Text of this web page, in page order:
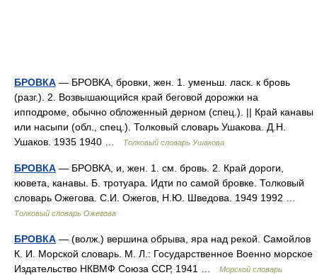
БРОВКА — БРОВКА, бровки, жен. 1. уменьш. ласк. к бровь
(разг.). 2. Возвышающийся край беговой дорожки на
ипподроме, обычно обложенный дерном (спец.). || Край канавы
или насыпи (обл., спец.). Толковый словарь Ушакова. Д.Н.
Ушаков. 1935 1940 …
Толковый словарь Ушакова
БРОВКА — БРОВКА, и, жен. 1. см. бровь. 2. Край дороги,
кювета, канавы. Б. тротуара. Идти по самой бровке. Толковый
словарь Ожегова. С.И. Ожегов, Н.Ю. Шведова. 1949 1992 …
Толковый словарь Ожегова
БРОВКА — (волж.) вершина обрыва, яра над рекой. Самойлов
К. И. Морской словарь. М. Л.: Государственное Военно морское
Издательство НКВМФ Союза ССР, 1941 …
Морской словарь